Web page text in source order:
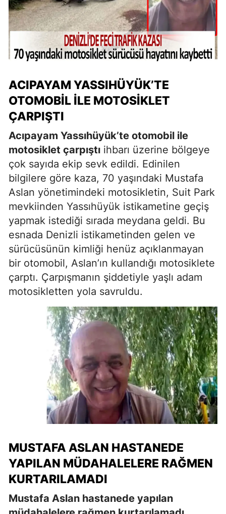
ACIPAYAM YASSIHÜYÜK’TE
OTOMOBIL ILE MOTOSIKLET
ÇARPIŞTI
Acıpayam Yassıhüyük’te otomobil ile
motosiklet çarpıştı ihbarı üzerine bölgeye
çok sayıda ekip sevk edildi. Edinilen
bilgilere göre kaza, 70 yaşındaki Mustafa
Aslan yönetimindeki motosikletin, Suit Park
mevkiinden Yassıhüyük istikametine geçiş
yapmak istediği sırada meydana geldi. Bu
esnada Denizli istikametinden gelen ve
sürücüsünün kimliği henüz açıklanmayan
bir otomobil, Aslan’ın kullandığı motosiklete
çarptı. Çarpışmanın şiddetiyle yaşlı adam
motosikletten yola savruldu.
MUSTAFA ASLAN HASTANEDE
YAPILAN MÜDAHALELERE RAĞMEN
KURTARILAMADI
Mustafa Aslan hastanede yapılan